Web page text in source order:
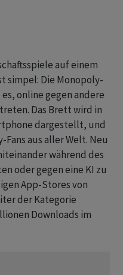
auf einem
simpel: Die Monopoly-
online gegen andere
Das Brett wird in
dargestellt, und
aus aller Welt. Neu
während des
oder gegen eine KI zu
App-Stores von
der Kategorie
Downloads im